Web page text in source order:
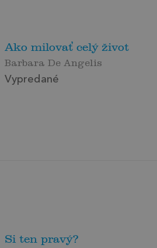
Ako milovať celý život
Barbara De Angelis
Vypredané
Si ten pravý?